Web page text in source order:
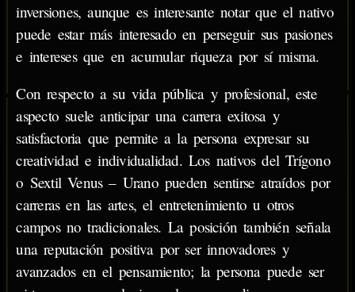
inversiones, aunque es interesante notar que el nativo
puede estar más interesado en perseguir sus pasiones
e intereses que en acumular riqueza por sí misma.
Con respecto a su vida pública y profesional, este
aspecto suele anticipar una carrera exitosa y
satisfactoria que permite a la persona expresar su
creatividad e individualidad. Los nativos del Trígono
o Sextil Venus – Urano pueden sentirse atraídos por
carreras en las artes, el entretenimiento u otros
campos no tradicionales. La posición también señala
una reputación positiva por ser innovadores y
avanzados en el pensamiento; la persona puede ser